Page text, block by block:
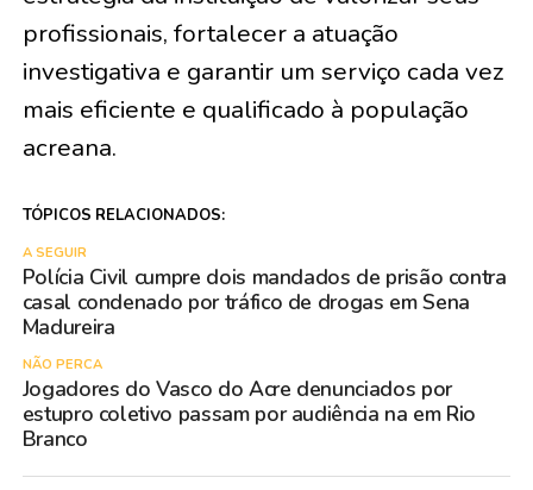
profissionais, fortalecer a atuação
investigativa e garantir um serviço cada vez
mais eficiente e qualificado à população
acreana.
TÓPICOS RELACIONADOS:
A SEGUIR
Polícia Civil cumpre dois mandados de prisão contra
casal condenado por tráfico de drogas em Sena
Madureira
NÃO PERCA
Jogadores do Vasco do Acre denunciados por
estupro coletivo passam por audiência na em Rio
Branco